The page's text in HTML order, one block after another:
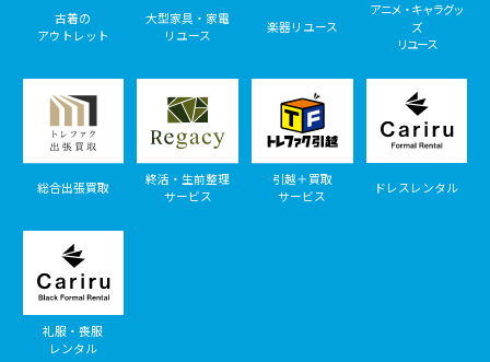
古着の
アウトレット
大型家具・家電
リユース
楽器リユース
アニメ・キャラグッ
ズ
リユース
総合出張買取
終活・生前整理
サービス
引越＋買取
サービス
ドレスレンタル
礼服・喪服
レンタル